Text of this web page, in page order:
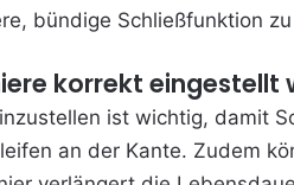
bündige Schließfunktion
korrekt eingestellt
ist wichtig, damit
an der Kante. Zudem